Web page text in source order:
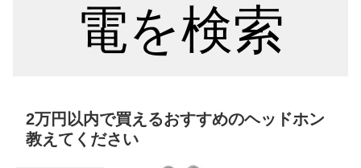
電を検索
2万円以内で買えるおすすめのヘッドホン
教えてください